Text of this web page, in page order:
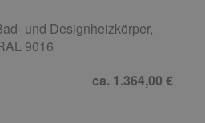
und Designheizkörper,
9016
ca. 1.364,00 €